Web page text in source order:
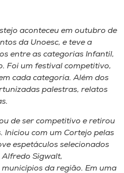
aconteceu em outubro de
da Unoesc, e teve a
entre as categorias Infantil,
Foi um festival competitivo,
cada categoria. Além dos
palestras, relatos
de ser competitivo e retirou
Iniciou com um Cortejo pelas
espetáculos selecionados
Sigwalt,
da região. Em uma